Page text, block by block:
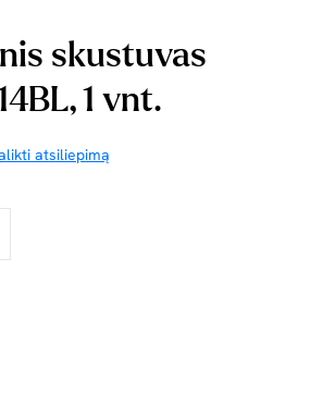
skustuvas
1 vnt.
atsiliepimą